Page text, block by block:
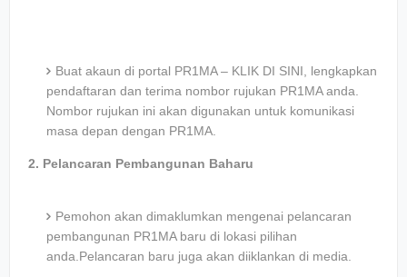
Buat akaun di portal PR1MA – KLIK DI SINI, lengkapkan
pendaftaran dan terima nombor rujukan PR1MA anda.
Nombor rujukan ini akan digunakan untuk komunikasi
masa depan dengan PR1MA.
2. Pelancaran Pembangunan Baharu
Pemohon akan dimaklumkan mengenai pelancaran
pembangunan PR1MA baru di lokasi pilihan
anda.Pelancaran baru juga akan diiklankan di media.